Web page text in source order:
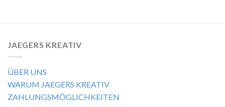
JAEGERS KREATIV
ÜBER UNS
WARUM JAEGERS KREATIV
ZAHLUNGSMÖGLICHKEITEN